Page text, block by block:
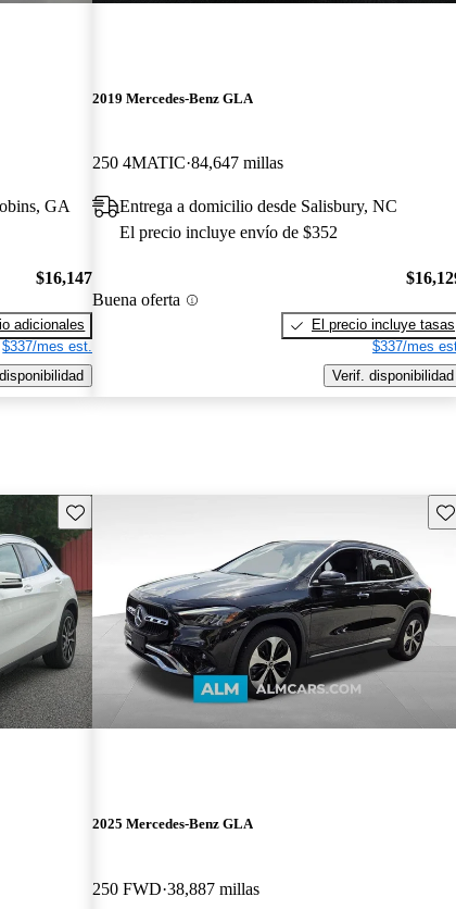
GA
$16,147
adicionales
$337/mes est.
2019 Mercedes-Benz GLA
250 4MATIC 84,647 millas
Entrega a domicilio desde Salisbury, NC
El precio incluye envío de $352
Buena oferta
El precio incluye tasas
$337/mes
Verif. disponibilidad
Guarda este Aviso
2025 Mercedes-Benz GLA
250 FWD 38,887 millas